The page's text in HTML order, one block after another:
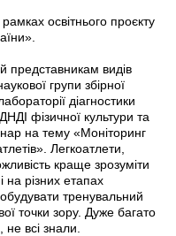
освітнього проєкту
представникам видів
групи збірної
діагностики
фізичної культури та
на тему «Моніторинг
Легкоатлети,
краще зрозуміти
на різних етапах
тренувальний
точки зору. Дуже багато
всі знали.